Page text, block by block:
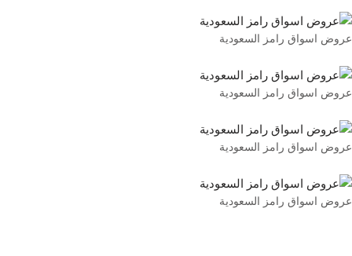
عروض اسواق رامز السعودية
عروض اسواق رامز السعودية
عروض اسواق رامز السعودية
عروض اسواق رامز السعودية